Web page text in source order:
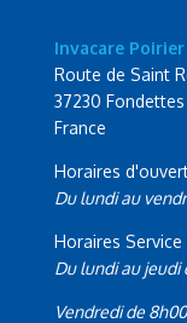
Invacare Poirier
Route de Saint
37230 Fondettes
France
Horaires
Du lundi au
Horaires Service
Du lundi au jeudi
Vendredi de